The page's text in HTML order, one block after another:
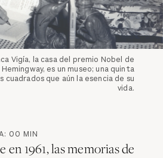
Vigía, la casa del premio Nobel de
es un museo; una quinta
cuadrados que aún la esencia de su
vida.
00 MIN
en 1961, las memorias de